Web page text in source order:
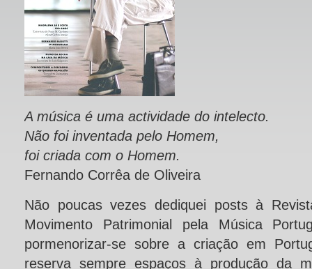
A música é uma actividade do intelecto.
Não foi inventada pelo Homem,
foi criada com o Homem.
Fernando Corrêa de Oliveira
Não poucas vezes dediquei posts à
Movimento Patrimonial pela Música
pormenorizar-se sobre a criação em
reserva sempre espaços à produção da